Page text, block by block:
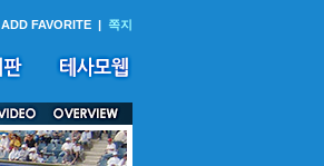
ADD FAVORITE | 쪽지